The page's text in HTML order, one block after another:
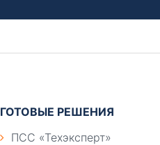
ГОТОВЫЕ РЕШЕНИЯ
ПСС «Техэксперт»